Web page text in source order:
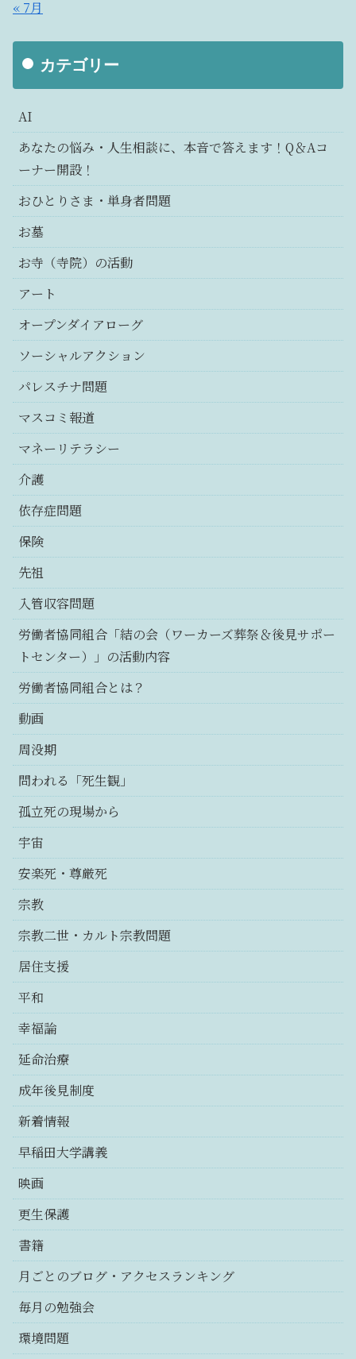
« 7月
カテゴリー
AI
あなたの悩み・人生相談に、本音で答えます！Q＆Aコ
ーナー開設！
おひとりさま・単身者問題
お墓
お寺（寺院）の活動
アート
オープンダイアローグ
ソーシャルアクション
パレスチナ問題
マスコミ報道
マネーリテラシー
介護
依存症問題
保険
先祖
入管収容問題
労働者協同組合「結の会（ワーカーズ葬祭＆後見サポー
トセンター）」の活動内容
労働者協同組合とは？
動画
周没期
問われる「死生観」
孤立死の現場から
宇宙
安楽死・尊厳死
宗教
宗教二世・カルト宗教問題
居住支援
平和
幸福論
延命治療
成年後見制度
新着情報
早稲田大学講義
映画
更生保護
書籍
月ごとのブログ・アクセスランキング
毎月の勉強会
環境問題